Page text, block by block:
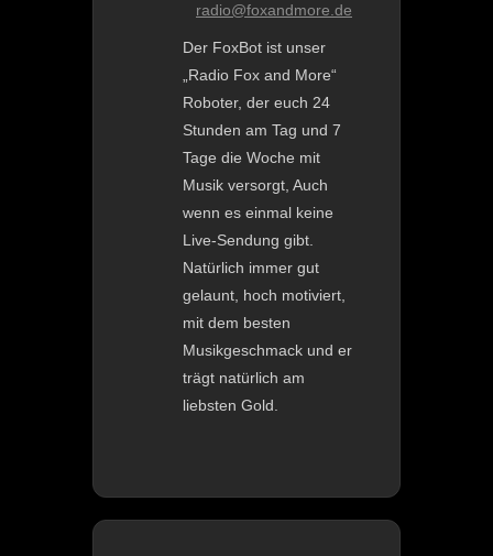
radio@foxandmore.de
Der FoxBot ist unser
„Radio Fox and More“
Roboter, der euch 24
Stunden am Tag und 7
Tage die Woche mit
Musik versorgt, Auch
wenn es einmal keine
Live-Sendung gibt.
Natürlich immer gut
gelaunt, hoch motiviert,
mit dem besten
Musikgeschmack und er
trägt natürlich am
liebsten Gold.